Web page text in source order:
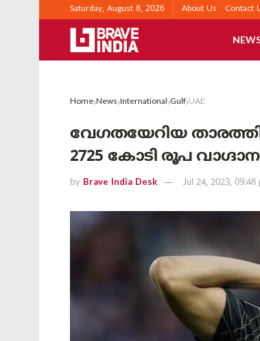
Saturday, August 8, 2026 About Us Contact
Home News International Gulf UAE
വേഗതയേറിയ
2725 കോടി രൂപ
by Brave India Desk Jul 24, 2023, 09:48